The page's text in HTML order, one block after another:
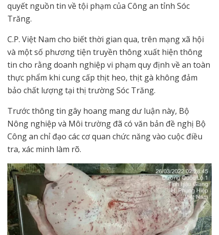
quyết nguồn tin về tội phạm của Công an tỉnh Sóc
Trăng.
C.P. Việt Nam cho biết thời gian qua, trên mạng xã hội
và một số phương tiện truyền thông xuất hiện thông
tin cho rằng doanh nghiệp vi phạm quy định về an toàn
thực phẩm khi cung cấp thịt heo, thịt gà không đảm
bảo chất lượng tại thị trường Sóc Trăng.
Trước thông tin gây hoang mang dư luận này, Bộ
Nông nghiệp và Môi trường đã có văn bản đề nghị Bộ
Công an chỉ đạo các cơ quan chức năng vào cuộc điều
tra, xác minh làm rõ.